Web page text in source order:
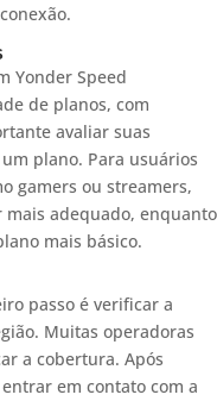
Yonder Speed
de planos, com
avaliar suas
plano. Para usuários
gamers ou streamers,
adequado, enquanto
mais básico.
passo é verificar a
Muitas operadoras
a cobertura. Após
em contato com a